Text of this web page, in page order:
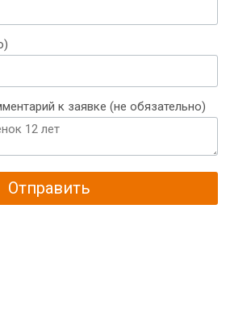
к заявке (не обязательно)
Отправить